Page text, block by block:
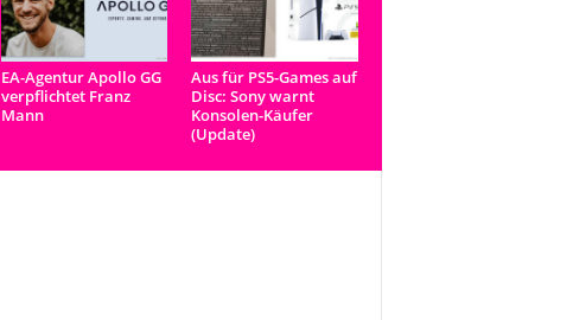
EA-Agentur Apollo GG
verpflichtet Franz
Mann
Aus für PS5-Games auf
Disc: Sony warnt
Konsolen-Käufer
(Update)